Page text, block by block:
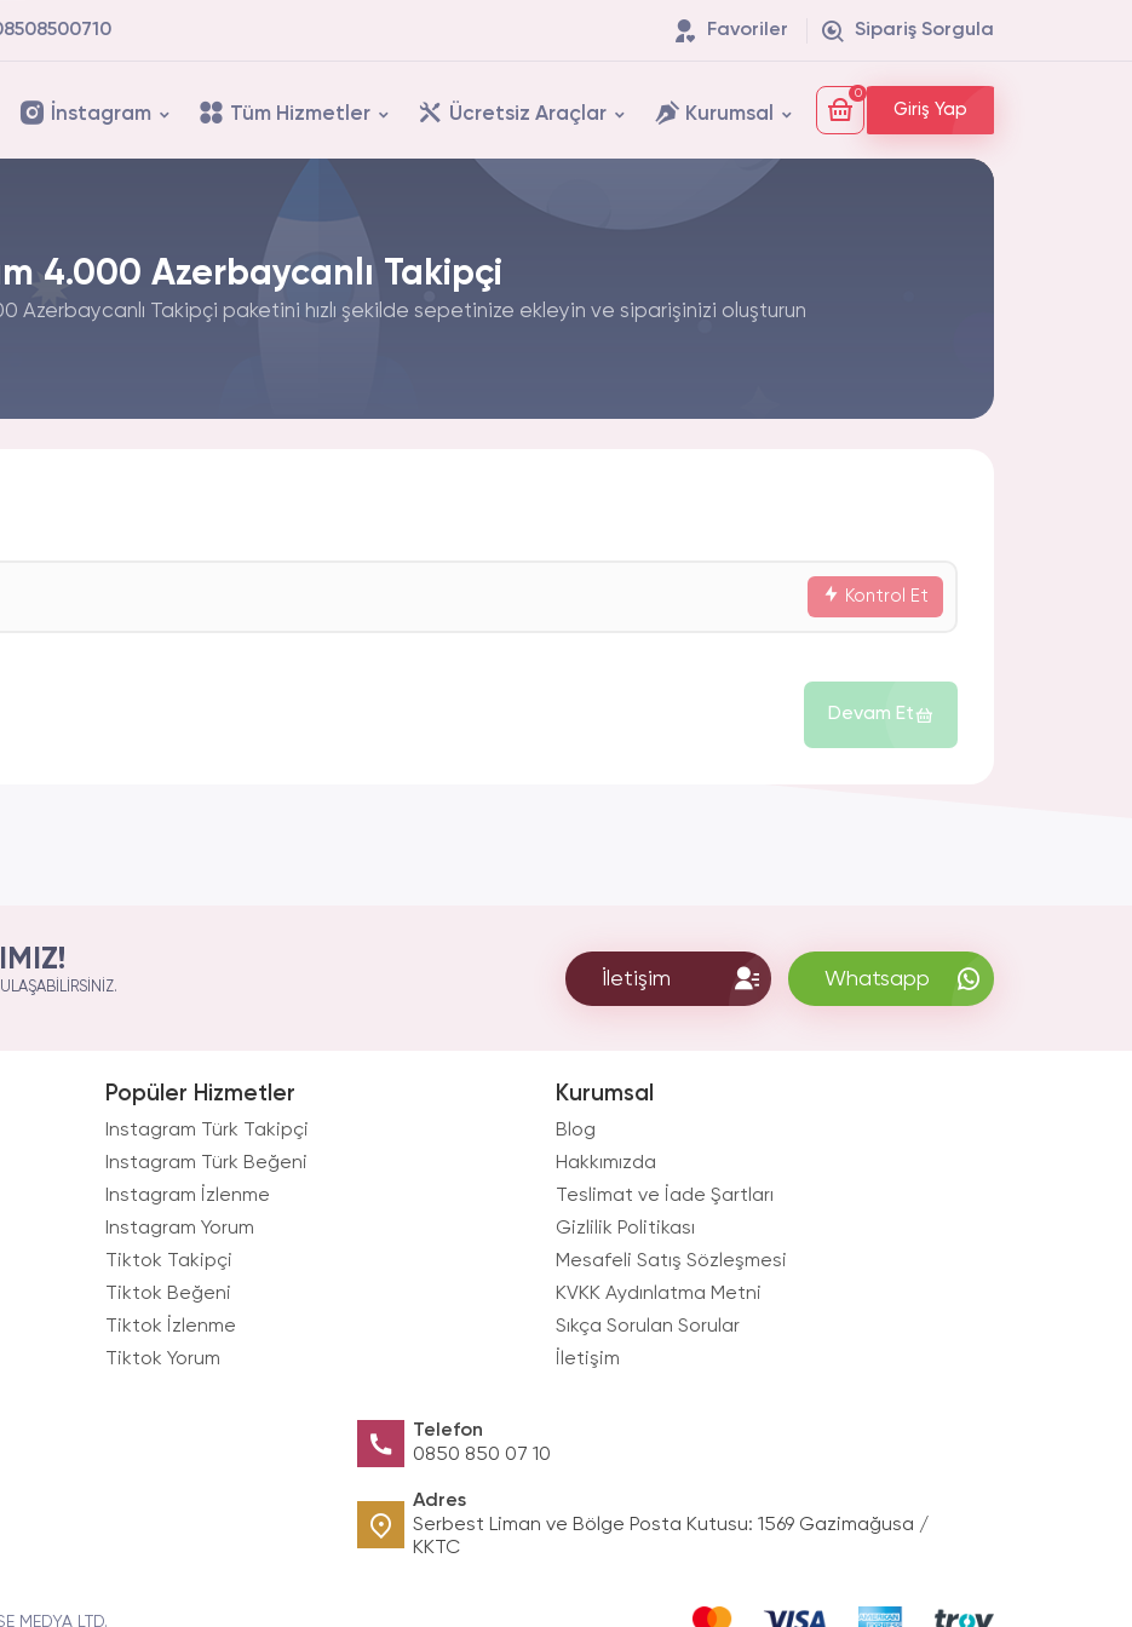
Favoriler Sipariş Sorgula
İnstagram Tüm Hizmetler Ücretsiz Araçlar Kurumsal
0
Giriş Yap
4.000 Azerbaycanlı Takipçi
Azerbaycanlı Takipçi paketini hızlı şekilde sepetinize ekleyin ve siparişinizi oluşturun
Kontrol Et
Devam Et
İletişim Whatsapp
Popüler Hizmetler
Instagram Türk Takipçi
Instagram Türk Beğeni
Instagram İzlenme
Instagram Yorum
Tiktok Takipçi
Tiktok Beğeni
Tiktok İzlenme
Tiktok Yorum
Kurumsal
Blog
Hakkımızda
Teslimat ve İade Şartları
Gizlilik Politikası
Mesafeli Satış Sözleşmesi
KVKK Aydınlatma Metni
Sıkça Sorulan Sorular
İletişim
Telefon
0850 850 07 10
Adres
Serbest Liman ve Bölge Posta Kutusu: 1569 Gazimağusa /
KKTC
MEDYA LTD.